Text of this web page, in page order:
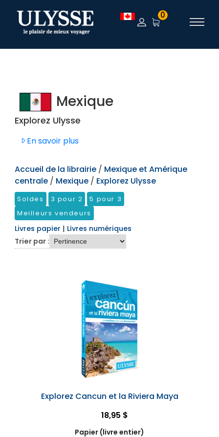
TEST 0
Mexique
Explorez Ulysse
En savoir plus
Accueil de la librairie / Mexique et Amérique
centrale / Mexique / Explorez Ulysse
Soldes 3 pour 2
5 pour 3
Meilleurs vendeurs
Livres papier | Livres numériques
Trier par :
Explorez Cancun et la Riviera Maya
18,95 $
Papier (livre entier)